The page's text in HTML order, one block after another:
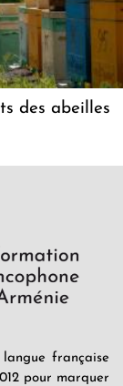
des abeilles
française
pour marquer